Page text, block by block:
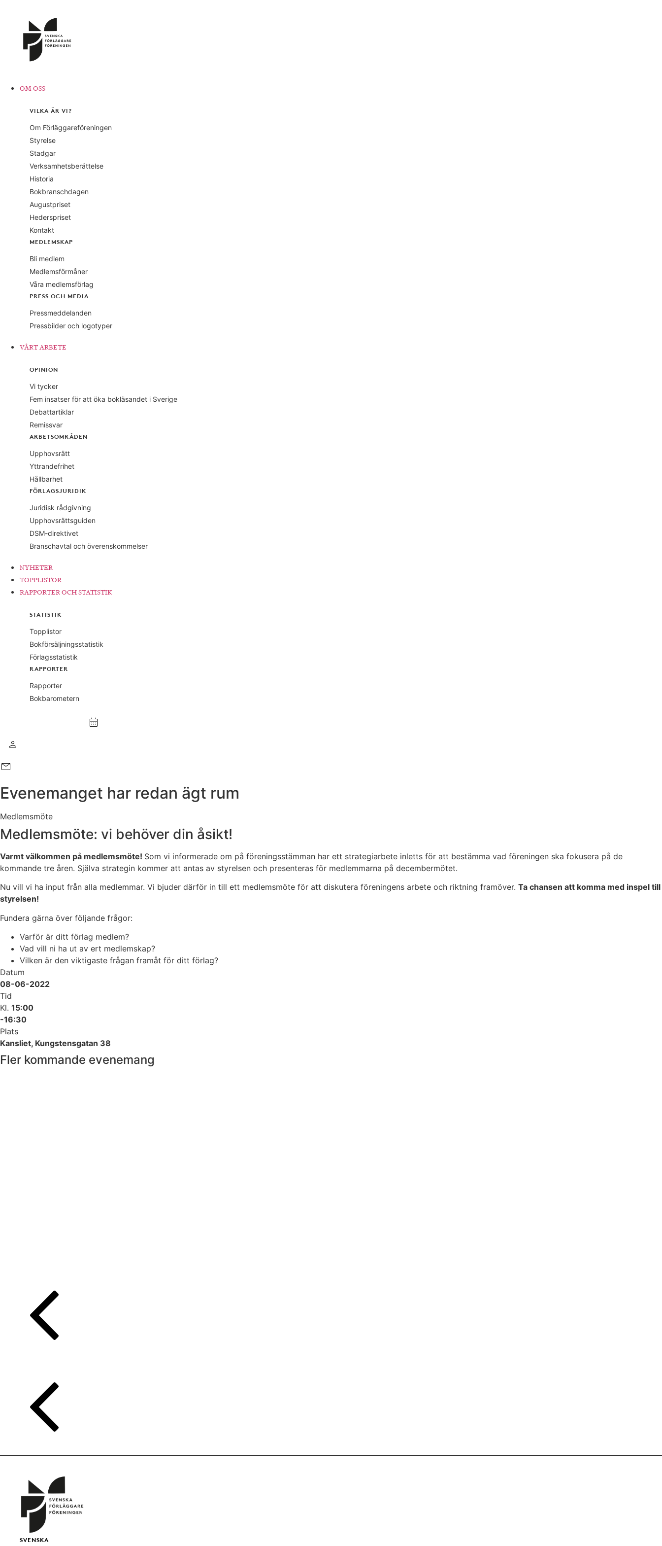
OM OSS
VILKA ÄR VI?
Om Förläggareföreningen
Styrelse
Stadgar
Verksamhetsberättelse
Historia
Bokbranschdagen
Augustpriset
Hederspriset
Kontakt
MEDLEMSKAP
Bli medlem
Medlemsförmåner
Våra medlemsförlag
PRESS OCH MEDIA
Pressmeddelanden
Pressbilder och logotyper
VÅRT ARBETE
OPINION
Vi tycker
Fem insatser för att öka bokläsandet i Sverige
Debattartiklar
Remissvar
ARBETSOMRÅDEN
Upphovsrätt
Yttrandefrihet
Hållbarhet
FÖRLAGSJURIDIK
Juridisk rådgivning
Upphovsrättsguiden
DSM-direktivet
Branschavtal och överenskommelser
NYHETER
TOPPLISTOR
RAPPORTER OCH STATISTIK
STATISTIK
Topplistor
Bokförsäljningsstatistik
Förlagsstatistik
RAPPORTER
Rapporter
Bokbarometern
Evenemanget har redan ägt rum
Medlemsmöte
Medlemsmöte: vi behöver din åsikt!
Varmt välkommen på medlemsmöte! Som vi informerade om på föreningsstämman har ett strategiarbete inletts för att bestämma vad föreningen ska fokusera på de
kommande tre åren. Själva strategin kommer att antas av styrelsen och presenteras för medlemmarna på decembermötet.
Nu vill vi ha input från alla medlemmar. Vi bjuder därför in till ett medlemsmöte för att diskutera föreningens arbete och riktning framöver. Ta chansen att komma med inspel till
styrelsen!
Fundera gärna över följande frågor:
Varför är ditt förlag medlem?
Vad vill ni ha ut av ert medlemskap?
Vilken är den viktigaste frågan framåt för ditt förlag?
Datum
08-06-2022
Tid
Kl. 15:00
-16:30
Plats
Kansliet, Kungstensgatan 38
Fler kommande evenemang
SVENSKA